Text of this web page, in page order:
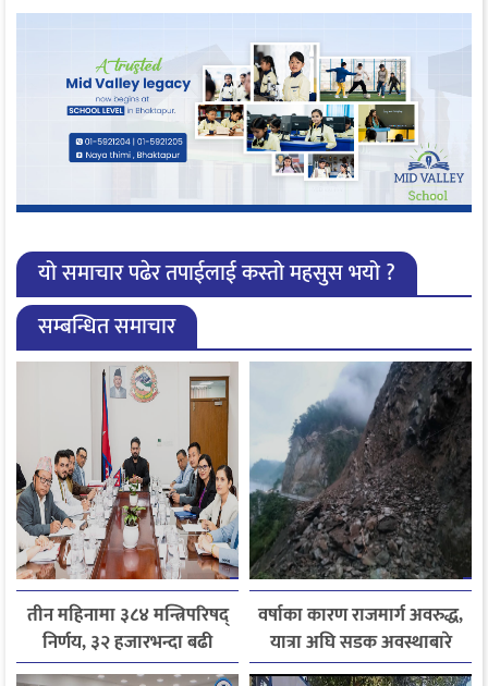
यो समाचार पढेर तपाईलाई कस्तो महसुस भयो ?
सम्बन्धित समाचार
तीन महिनामा ३८४ मन्त्रिपरिषद्
निर्णय, ३२ हजारभन्दा बढी
गुनासो फर्छ्योट
वर्षाका कारण राजमार्ग अवरुद्ध,
यात्रा अघि सडक अवस्थाबारे
जानकारी लिन आग्रह